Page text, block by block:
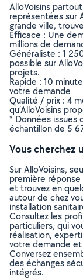
AlloVoisins
représentées sur
grande ville,
Efficace : Une
millions de
Généraliste : 1
possible sur
projets.
Rapide : 10
votre demande
Qualité / prix : 4
qu’AlloVoisins
* Données issues
échantillon de 5
Vous cherchez
Sur AlloVoisins,
première
et trouvez en
autour de chez
installation
Consultez les
particuliers, qui
réalisation,
votre demande
Conversez
des échanges
intégrés.